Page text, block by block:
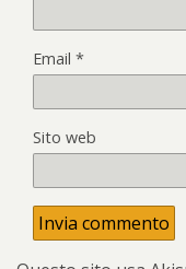
Email *
Sito web